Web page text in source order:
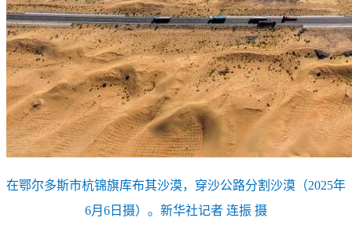
在鄂尔多斯市杭锦旗库布其沙漠，穿沙公路分割沙漠（2025年
6月6日摄）。新华社记者 连振 摄